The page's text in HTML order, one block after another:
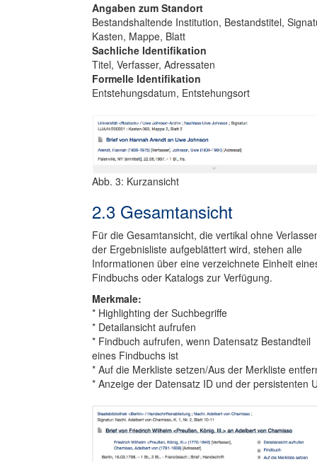
Angaben zum Standort
Bestandshaltende Institution, Bestandstitel,
Kasten, Mappe, Blatt
Sachliche Identifikation
Titel, Verfasser, Adressaten
Formelle Identifikation
Entstehungsdatum, Entstehungsort
Abb. 3: Kurzansicht
2.3 Gesamtansicht
Für die Gesamtansicht, die vertikal ohne
der Ergebnisliste aufgeblättert wird, stehen alle
Informationen über eine verzeichnete Einheit
Findbuchs oder Katalogs zur Verfügung.
Merkmale:
* Highlighting der Suchbegriffe
* Detailansicht aufrufen
* Findbuch aufrufen, wenn Datensatz Bestandteil
eines Findbuchs ist
* Auf die Merkliste setzen/Aus der Merkliste
* Anzeige der Datensatz ID und der persistenten